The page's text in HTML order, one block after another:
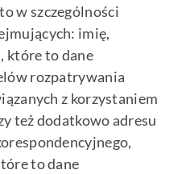
w szczególności
imię,
które to dane
rozpatrywania
z korzystaniem
też dodatkowo adresu
to dane